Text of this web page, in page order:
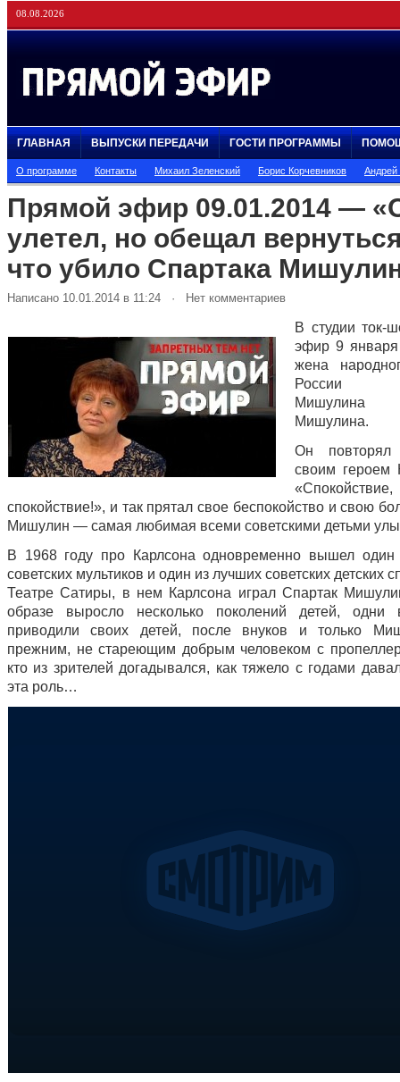
08.08.2026
ГЛАВНАЯ ВЫПУСКИ ПЕРЕДАЧИ ГОСТИ ПРОГРАММЫ
О программе Контакты Михаил Зеленский Борис Корчевников
Прямой эфир 09.01.2014 —
улетел, но обещал
что убило Спартака
Написано 10.01.2014 в 11:24 · Нет комментариев
В студии ток-
эфир 9
жена
России
Мишулина
Мишулина.
Он
своим героем
спокойствие!», и так прятал свое беспокойство и свою
Мишулин — самая любимая всеми советскими детьми
В 1968 году про Карлсона одновременно вышел один
советских мультиков и один из лучших советских детских
Театре Сатиры, в нем Карлсона играл Спартак
образе выросло несколько поколений детей, одни
приводили своих детей, после внуков и только
прежним, не стареющим добрым человеком с
кто из зрителей догадывался, как тяжело с годами
эта роль…